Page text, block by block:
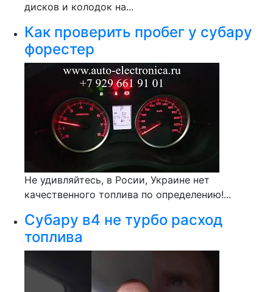
дисков и колодок на...
Как проверить пробег у субару
форестер
Не удивляйтесь, в Росии, Украине нет
качественного топлива по определению!...
Субару в4 не турбо расход
топлива